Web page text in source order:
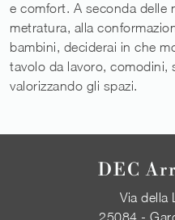
e comfort. A seconda delle
metratura, alla
bambini, deciderai in che
tavolo da lavoro, comodini,
valorizzando gli spazi.
DEC
Via della
25084 -